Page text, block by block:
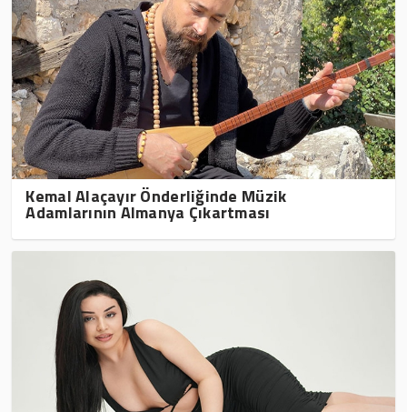
Kemal Alaçayır Önderliğinde Müzik
Adamlarının Almanya Çıkartması